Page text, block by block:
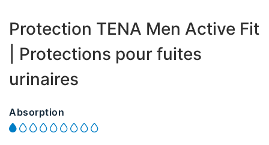
Protection TENA Men Active Fit
| Protections pour fuites
urinaires
Absorption